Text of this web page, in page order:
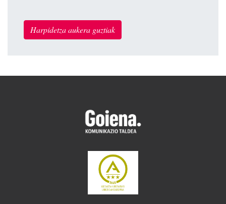
Harpidetza aukera guztiak